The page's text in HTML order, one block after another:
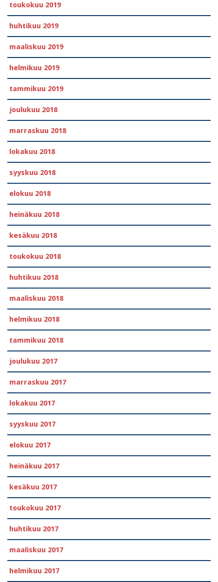
toukokuu 2019
huhtikuu 2019
maaliskuu 2019
helmikuu 2019
tammikuu 2019
joulukuu 2018
marraskuu 2018
lokakuu 2018
syyskuu 2018
elokuu 2018
heinäkuu 2018
kesäkuu 2018
toukokuu 2018
huhtikuu 2018
maaliskuu 2018
helmikuu 2018
tammikuu 2018
joulukuu 2017
marraskuu 2017
lokakuu 2017
syyskuu 2017
elokuu 2017
heinäkuu 2017
kesäkuu 2017
toukokuu 2017
huhtikuu 2017
maaliskuu 2017
helmikuu 2017